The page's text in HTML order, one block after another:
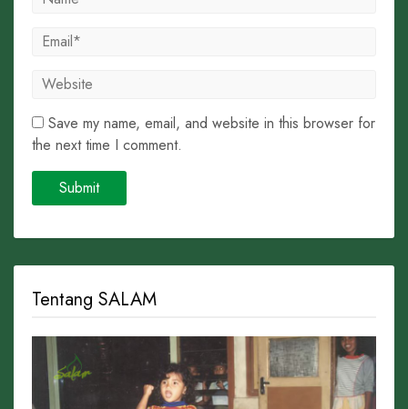
Save my name, email, and website in this browser for
the next time I comment.
Tentang SALAM